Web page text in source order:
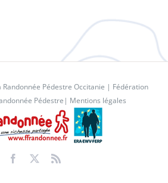
Pédestre Occitanie | Fédération
Pédestre | Mentions légales
Facebook